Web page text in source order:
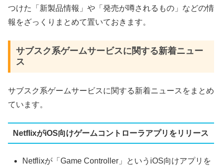
つけた「新製品情報」や「発売が噂されるもの」などの情
報をざっくりまとめて置いておきます。
サブスク系ゲームサービスに関する新着ニュー
ス
サブスク系ゲームサービスに関する新着ニュースをまとめ
ています。
NetflixがiOS向けゲームコントローラアプリをリリース
Netflixが「Game Controller」というiOS向けアプリを